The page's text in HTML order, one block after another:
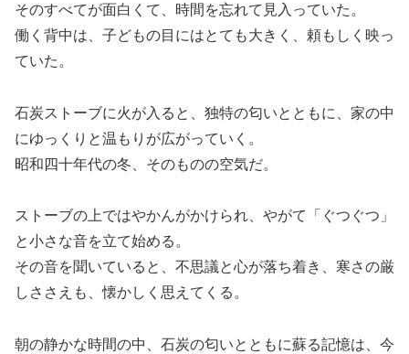
そのすべてが面白くて、時間を忘れて見入っていた。
働く背中は、子どもの目にはとても大きく、頼もしく映っ
ていた。
石炭ストーブに火が入ると、独特の匂いとともに、家の中
にゆっくりと温もりが広がっていく。
昭和四十年代の冬、そのものの空気だ。
ストーブの上ではやかんがかけられ、やがて「ぐつぐつ」
と小さな音を立て始める。
その音を聞いていると、不思議と心が落ち着き、寒さの厳
しささえも、懐かしく思えてくる。
朝の静かな時間の中、石炭の匂いとともに蘇る記憶は、今